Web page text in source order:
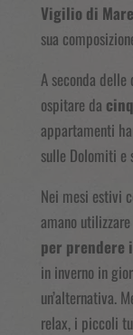
Vigilio di
sua
A seconda
ospitare da
appartamenti
sulle Dolomiti e
Nei mesi estivi
amano
per prendere
in inverno in
un’alternativa.
relax, i piccoli